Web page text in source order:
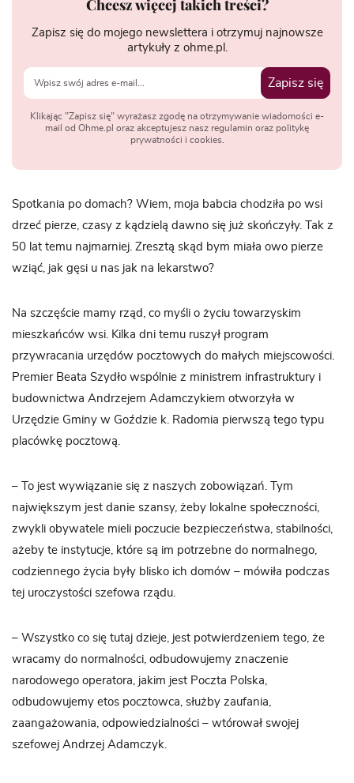
Chcesz więcej takich treści?
Zapisz się do mojego newslettera i otrzymuj najnowsze
artykuły z ohme.pl.
Zapisz się
Klikając "Zapisz się" wyrażasz zgodę na otrzymywanie wiadomości e-
mail od Ohme.pl oraz akceptujesz nasz regulamin oraz politykę
prywatności i cookies.
Spotkania po domach? Wiem, moja babcia chodziła po wsi
drzeć pierze, czasy z kądzielą dawno się już skończyły. Tak z
50 lat temu najmarniej. Zresztą skąd bym miała owo pierze
wziąć, jak gęsi u nas jak na lekarstwo?
Na szczęście mamy rząd, co myśli o życiu towarzyskim
mieszkańców wsi. Kilka dni temu ruszył program
przywracania urzędów pocztowych do małych miejscowości.
Premier Beata Szydło wspólnie z ministrem infrastruktury i
budownictwa Andrzejem Adamczykiem otworzyła w
Urzędzie Gminy w Goździe k. Radomia pierwszą tego typu
placówkę pocztową.
– To jest wywiązanie się z naszych zobowiązań. Tym
największym jest danie szansy, żeby lokalne społeczności,
zwykli obywatele mieli poczucie bezpieczeństwa, stabilności,
ażeby te instytucje, które są im potrzebne do normalnego,
codziennego życia były blisko ich domów – mówiła podczas
tej uroczystości szefowa rządu.
– Wszystko co się tutaj dzieje, jest potwierdzeniem tego, że
wracamy do normalności, odbudowujemy znaczenie
narodowego operatora, jakim jest Poczta Polska,
odbudowujemy etos pocztowca, służby zaufania,
zaangażowania, odpowiedzialności – wtórował swojej
szefowej Andrzej Adamczyk.